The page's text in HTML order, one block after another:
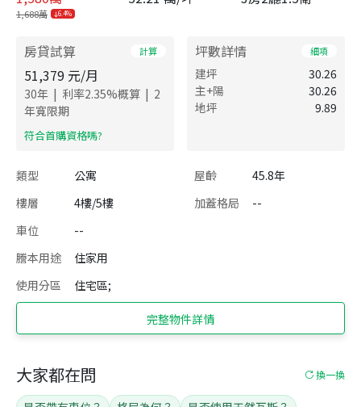
1,688萬 6.4%
房貸試算 計算
51,379 元/月
30年 | 利率2.35%概算 | 2
年寬限期
​符合首購資格嗎?
坪數詳情 細項
建坪
30.26
主+陽
30.26
地坪
9.89
類型 公寓 屋齡
45.8年
樓層
4樓/5樓 加蓋格局
--
車位
--
謄本用途
住家用
使用分區
住宅區;
完整物件詳情
大家都在問 換一換